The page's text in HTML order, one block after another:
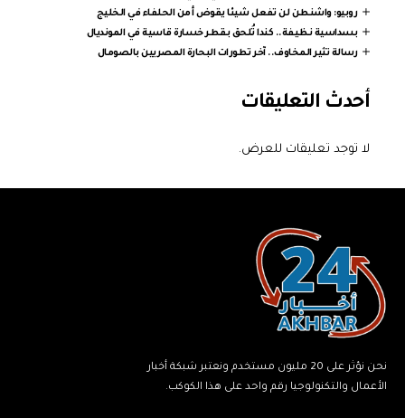
روبيو: واشنطن لن تفعل شيئا يقوض أمن الحلفاء في الخليج
بسداسية نظيفة.. كندا تُلحق بقطر خسارة قاسية في المونديال
رسالة تثير المخاوف.. آخر تطورات البحارة المصريين بالصومال
أحدث التعليقات
لا توجد تعليقات للعرض.
نحن نؤثر على 20 مليون مستخدم ونعتبر شبكة أخبار
الأعمال والتكنولوجيا رقم واحد على هذا الكوكب.